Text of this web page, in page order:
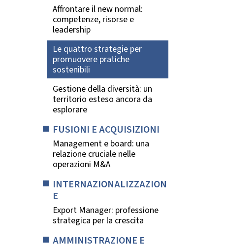
Affrontare il new normal:
competenze, risorse e
leadership
Le quattro strategie per
promuovere pratiche
sostenibili
Gestione della diversità: un
territorio esteso ancora da
esplorare
FUSIONI E ACQUISIZIONI
Management e board: una
relazione cruciale nelle
operazioni M&A
INTERNAZIONALIZZAZION
E
Export Manager: professione
strategica per la crescita
AMMINISTRAZIONE E